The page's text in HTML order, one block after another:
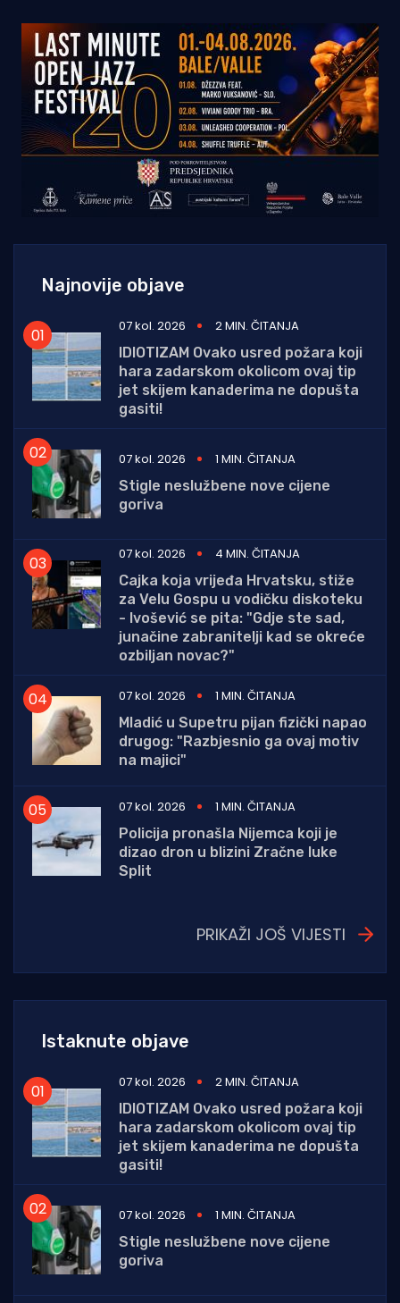
Najnovije objave
07 kol. 2026
2 MIN. ČITANJA
IDIOTIZAM Ovako usred požara koji
hara zadarskom okolicom ovaj tip
jet skijem kanaderima ne dopušta
gasiti!
07 kol. 2026
1 MIN. ČITANJA
Stigle neslužbene nove cijene
goriva
07 kol. 2026
4 MIN. ČITANJA
Cajka koja vrijeđa Hrvatsku, stiže
za Velu Gospu u vodičku diskoteku
- Ivošević se pita: "Gdje ste sad,
junačine zabranitelji kad se okreće
ozbiljan novac?"
07 kol. 2026
1 MIN. ČITANJA
Mladić u Supetru pijan fizički napao
drugog: "Razbjesnio ga ovaj motiv
na majici"
07 kol. 2026
1 MIN. ČITANJA
Policija pronašla Nijemca koji je
dizao dron u blizini Zračne luke
Split
PRIKAŽI JOŠ VIJESTI
Istaknute objave
07 kol. 2026
2 MIN. ČITANJA
IDIOTIZAM Ovako usred požara koji
hara zadarskom okolicom ovaj tip
jet skijem kanaderima ne dopušta
gasiti!
07 kol. 2026
1 MIN. ČITANJA
Stigle neslužbene nove cijene
goriva